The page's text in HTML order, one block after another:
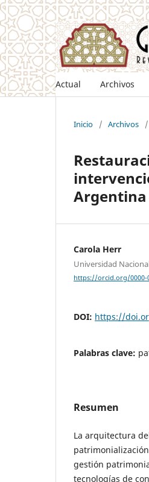
Actual Archivos
Inicio / Archivos /
Argentina
Carola Herr
Universidad
https://orcid.org/0000-
DOI: https://
Palabras clave:
Resumen
La arquitectura
gestión
tecnologías de